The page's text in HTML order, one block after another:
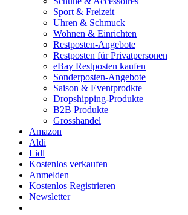
Sport & Freizeit
Uhren & Schmuck
Wohnen & Einrichten
Restposten-Angebote
Restposten für Privatpersonen
eBay Restposten kaufen
Sonderposten-Angebote
Saison & Eventprodkte
Dropshipping-Produkte
B2B Produkte
Grosshandel
Amazon
Aldi
Lidl
Kostenlos verkaufen
Anmelden
Kostenlos Registrieren
Newsletter